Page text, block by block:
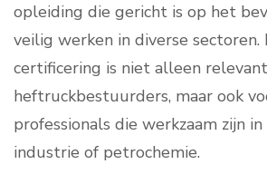
opleiding die gericht is op het
veilig werken in diverse sectoren.
certificering is niet alleen
heftruckbestuurders, maar ook
professionals die werkzaam zijn
industrie of petrochemie.